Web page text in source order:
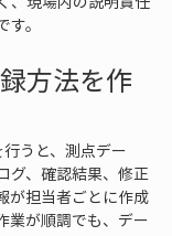
。
方法を作
うと、測点デー
グ、確認結果、修正
が担当者ごとに作成
業が順調でも、デー